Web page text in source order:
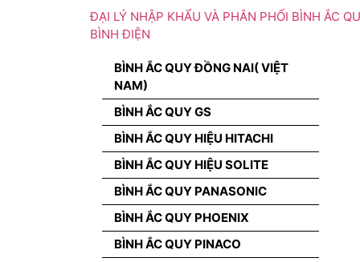
ĐẠI LÝ NHẬP KHẨU VÀ PHÂN PHỐI BÌNH ẮC
BÌNH ĐIỆN
BÌNH ẮC QUY ĐỒNG NAI( VIỆT
NAM)
BÌNH ẮC QUY GS
BÌNH ẮC QUY HIỆU HITACHI
BÌNH ẮC QUY HIỆU SOLITE
BÌNH ẮC QUY PANASONIC
BÌNH ẮC QUY PHOENIX
BÌNH ẮC QUY PINACO